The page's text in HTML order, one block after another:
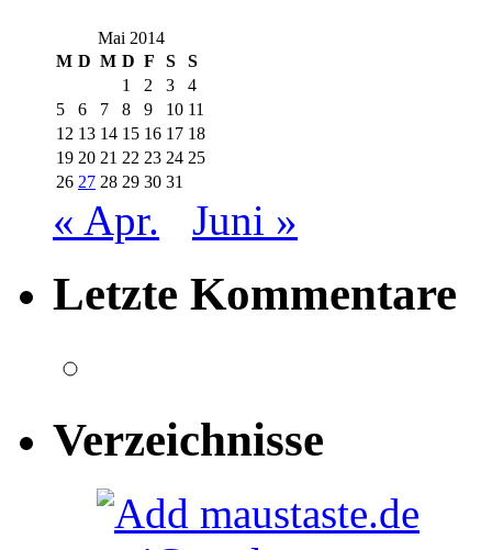
Mai 2014
M D M D F S
S
1
2 3
4
5
6 7 8 9 10 11
12 13 14 15 16 17 18
19 20 21 22 23 24 25
26 27 28 29 30 31
« Apr. Juni »
Letzte Kommentare
Verzeichnisse